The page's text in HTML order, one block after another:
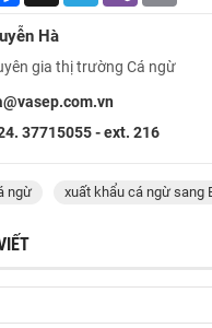
Hà
gia thị trường Cá ngừ
37715055 - ext. 216
ngừ xuất khẩu cá ngừ sang